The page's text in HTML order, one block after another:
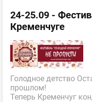
24-25.09 -
Кременчуге
Голодное детство
прошлом!
Теперь Кременчуг